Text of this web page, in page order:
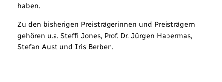
haben.
Zu den bisherigen Preisträgerinnen und Preisträgern
gehören u.a. Steffi Jones, Prof. Dr. Jürgen Habermas,
Stefan Aust und Iris Berben.